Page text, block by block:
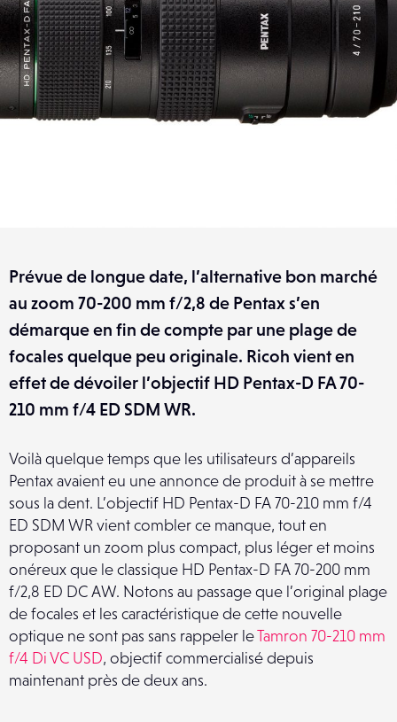
Prévue de longue date, l’alternative bon marché
au zoom 70-200 mm f/2,8 de Pentax s’en
démarque en fin de compte par une plage de
focales quelque peu originale. Ricoh vient en
effet de dévoiler l’objectif HD Pentax-D FA 70-
210 mm f/4 ED SDM WR.
Voilà quelque temps que les utilisateurs d’appareils
Pentax avaient eu une annonce de produit à se mettre
sous la dent. L’objectif HD Pentax-D FA 70-210 mm f/4
ED SDM WR vient combler ce manque, tout en
proposant un zoom plus compact, plus léger et moins
onéreux que le classique HD Pentax-D FA 70-200 mm
f/2,8 ED DC AW. Notons au passage que l’original plage
de focales et les caractéristique de cette nouvelle
optique ne sont pas sans rappeler leTamron 70-210 mm
f/4 Di VC USD, objectif commercialisé depuis
maintenant près de deux ans.